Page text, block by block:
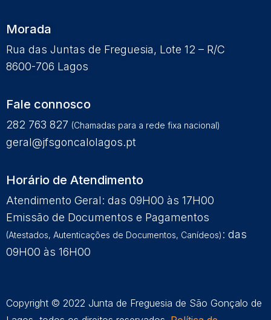
Morada
Rua das Juntas de Freguesia, Lote 12 – R/C
8600-706 Lagos
Fale connosco
282 763 827 (Chamadas para a rede fixa nacional)
geral@jfsgoncalolagos.pt
Horário de Atendimento
Atendimento Geral: das 09H00 às 17H00
Emissão de Documentos e Pagamentos
(Atestados, Autenticações de Documentos, Canídeos) : das
09H00 às 16H00
Copyright © 2022 Junta de Freguesia de São Gonçalo de